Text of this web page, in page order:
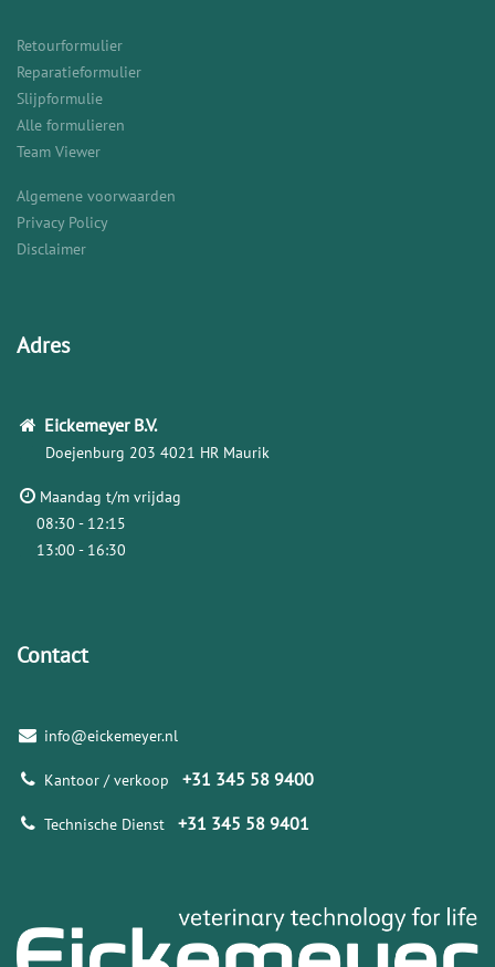
Retourformulier
Reparatieformulier
Slijpformulie
Alle formulieren
Team Viewer
Algemene voorwaarden
Privacy Policy
Disclaimer
Adres
Eickemeyer B.V.
Doejenburg 203 4021 HR Maurik
Maandag t/m vrijdag
08:30 - 12:15
13:00 - 16:30
Contact
info@eickemeyer.nl
Kantoor / verkoop +31 345 58 9400
Technische Dienst +31 345 58 9401